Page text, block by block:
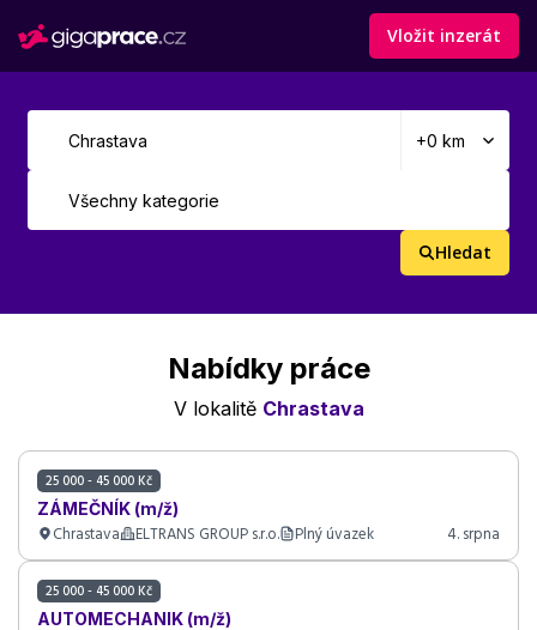
Vložit inzerát
Hledat
Nabídky práce
V lokalitě Chrastava
25 000 - 45 000 Kč
ZÁMEČNÍK (m/ž)
Chrastava ELTRANS GROUP s.r.o. Plný úvazek 4. srpna
25 000 - 45 000 Kč
AUTOMECHANIK (m/ž)